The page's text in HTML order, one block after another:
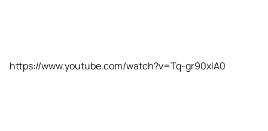
https://www.youtube.com/watch?v=Tq-gr90xIA0